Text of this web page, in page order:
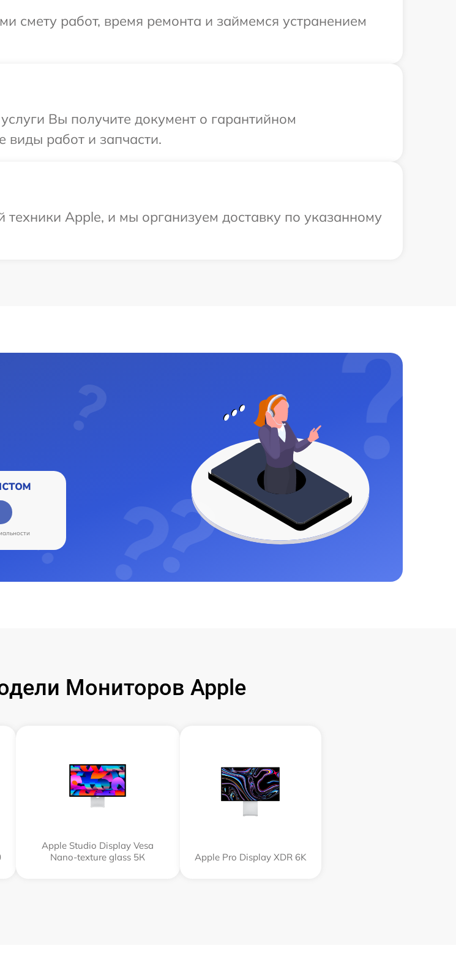
смету работ, время ремонта и займемся устранением
Вы получите документ о гарантийном
виды работ и запчасти.
Apple, и мы организуем доставку по указанному
Мониторов Apple
Apple Studio Display Vesa
Nano-texture glass 5К
Apple Pro Display XDR 6K